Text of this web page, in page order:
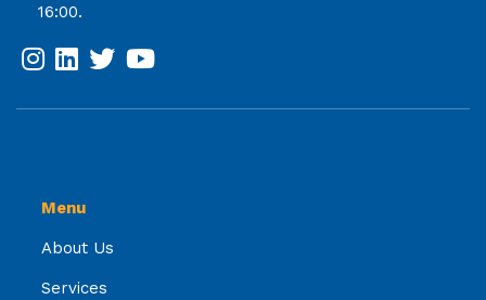
16:00.
Menu
About Us
Services